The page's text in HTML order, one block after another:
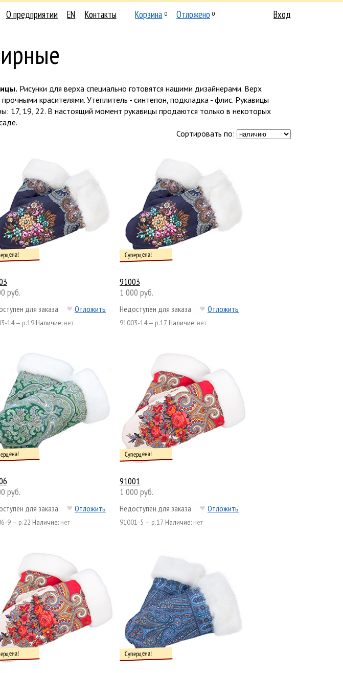
О предприятии EN Контакты Корзина 0 Отложено 0 Вход
Рисунки для верха специально готовятся нашими дизайнерами. Верх
красителями. Утеплитель - синтепон, подкладка - флис. Рукавицы
17, 19, 22. В настоящий момент рукавицы продаются только в некоторых
Сортировать по:
руб.
для заказа Отложить
14 — р.19 Наличие: нет
91003
Суперцена!
1 000 руб.
Недоступен для заказа Отложить
91003-14 — р.17 Наличие: нет
руб.
для заказа Отложить
9 — р.22 Наличие: нет
91001
Суперцена!
1 000 руб.
Недоступен для заказа Отложить
91001-5 — р.17 Наличие: нет
Суперцена!